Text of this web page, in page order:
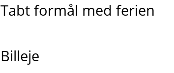
Tabt formål med ferien
Billeje